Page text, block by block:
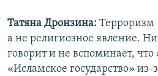
Татяна Дронзина: Терроризм
а не религиозное явление.
говорит и не вспоминает,
«Исламское государство»